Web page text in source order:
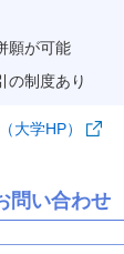
願が可能
の制度あり
大学HP）
問い合わせ